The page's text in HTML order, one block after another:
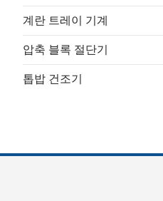
계란 트레이 기계
압축 블록 절단기
톱밥 건조기